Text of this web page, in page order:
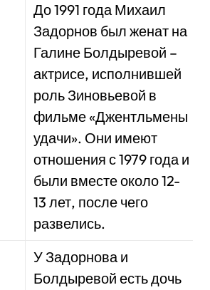
До 1991 года Михаил
Задорнов был женат на
Галине Болдыревой –
актрисе, исполнившей
роль Зиновьевой в
фильме «Джентльмены
удачи». Они имеют
отношения с 1979 года и
были вместе около 12-
13 лет, после чего
развелись.
У Задорнова и
Болдыревой есть дочь